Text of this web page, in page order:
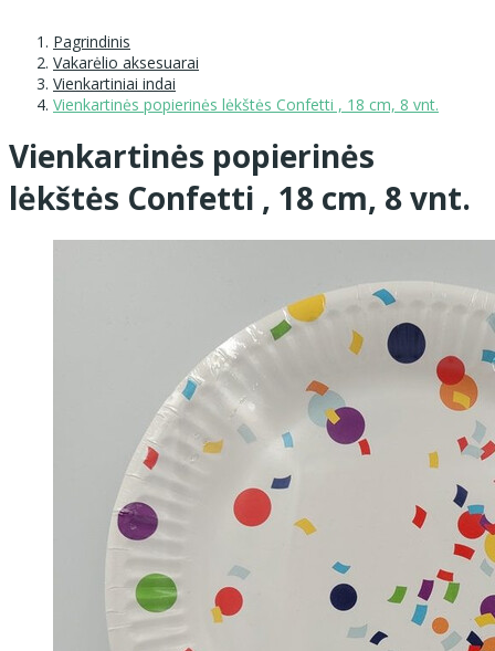
Pagrindinis
Vakarėlio aksesuarai
Vienkartiniai indai
Vienkartinės popierinės lėkštės Confetti , 18 cm, 8 vnt.
Vienkartinės popierinės
lėkštės Confetti , 18 cm, 8 vnt.